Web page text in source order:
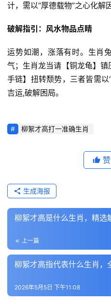
计，需以“厚德载物”之心化解
破解指引：风水物品点睛
运势如潮，涨落有时。生肖
气；生肖龙当请【铜龙龟】
手链】扭转颓势，三者皆需
吉运,破解困局。
柳絮才高打一准确生肖
赞
生成海报
柳絮才高是什么生肖，精选
上一篇
柳絮才高指代表什么生肖，
2026年5月5日 下午11:08